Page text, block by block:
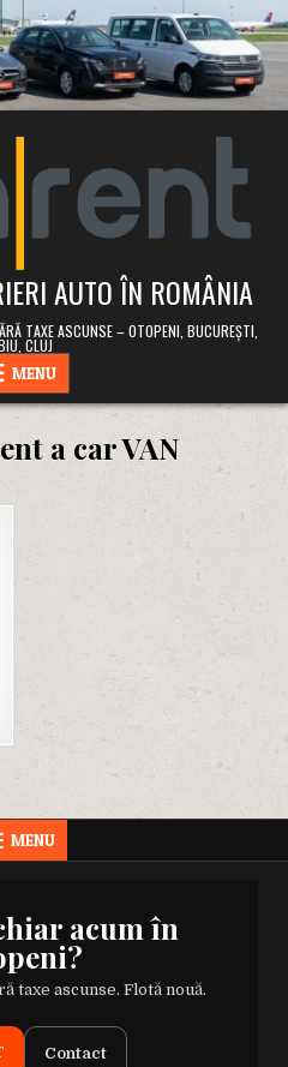
AUTO ÎN ROMÂNIA
TAXE ASCUNSE – OTOPENI, BUCUREȘTI,
CLUJ
MENU
a car VAN
MENU
acum în
taxe ascunse. Flotă nouă.
Contact